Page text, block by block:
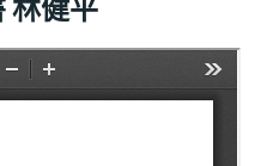
林健平